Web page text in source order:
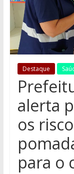
Destaque
alerta
os
para o